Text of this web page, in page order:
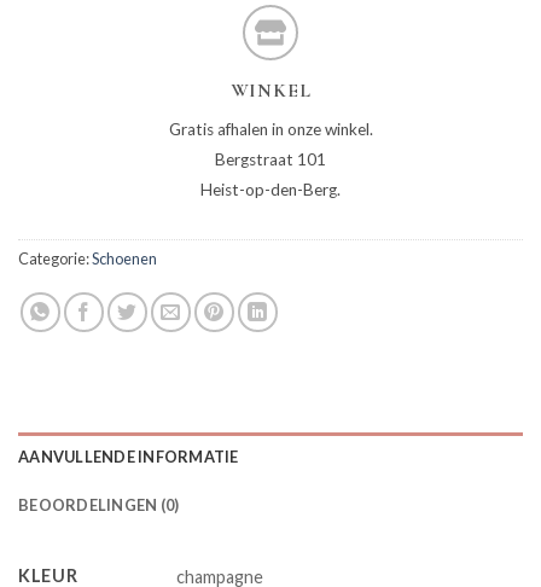
WINKEL
Gratis afhalen in onze winkel.
Bergstraat 101
Heist-op-den-Berg.
Categorie:Schoenen
AANVULLENDE INFORMATIE
BEOORDELINGEN (0)
KLEUR champagne